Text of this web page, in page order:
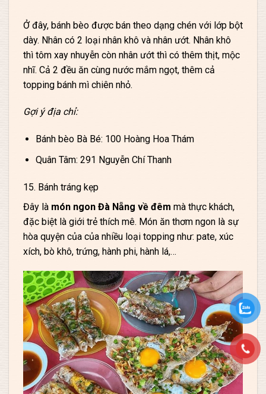
Ở đây, bánh bèo được bán theo dạng chén với lớp bột
dày. Nhân có 2 loại nhân khô và nhân ướt. Nhân khô
thì tôm xay nhuyễn còn nhân ướt thì có thêm thịt, mộc
nhĩ. Cả 2 đều ăn cùng nước mắm ngọt, thêm cả
topping bánh mì chiên nhỏ.
Gợi ý địa chỉ:
Bánh bèo Bà Bé: 100 Hoàng Hoa Thám
Quân Tâm: 291 Nguyễn Chí Thanh
15. Bánh tráng kẹp
Đây là món ngon Đà Nẵng về đêm mà thực khách,
đặc biệt là giới trẻ thích mê. Món ăn thơm ngon là sự
hòa quyện của của nhiều loại topping như: pate, xúc
xích, bò khô, trứng, hành phi, hành lá,…